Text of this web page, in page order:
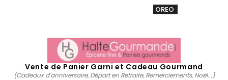
OREO
Vente de Panier Garni et Cadeau Gourmand
(Cadeaux d'anniversaire, Départ en Retraite, Remerciements, Noël...)